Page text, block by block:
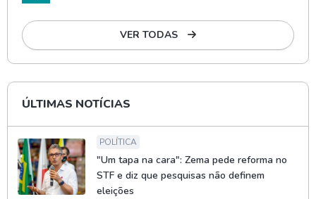
VER TODAS
ÚLTIMAS NOTÍCIAS
POLÍTICA
"Um tapa na cara": Zema pede reforma no
STF e diz que pesquisas não definem
eleições